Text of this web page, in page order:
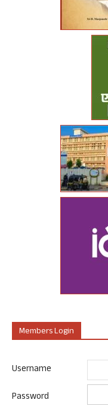
Members Login
Username
Password